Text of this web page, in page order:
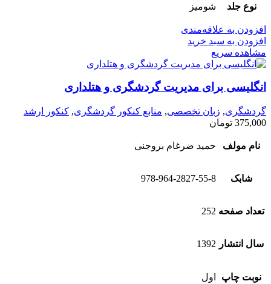
نوع جلد شومیز
افزودن به علاقه‌مندی
افزودن به سبد خرید
مشاهده سریع
انگلیسی برای مدیریت گردشگری و هتلداری
گردشگری, زبان تخصصی, منابع کنکور گردشگری, کنکور ارشد
375,000 تومان
نام مولف حمید ضرغام بروجنی
شابک 978-964-2827-55-8
تعداد صفحه 252
سال انتشار 1392
نوبت چاپ اول